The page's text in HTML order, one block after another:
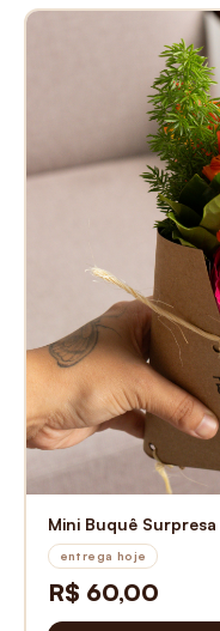
Mini Buquê Surpresa
entrega hoje
R$ 60,00